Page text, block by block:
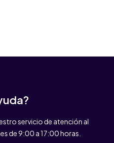
servicio de atención al
de 9:00 a 17:00 horas.